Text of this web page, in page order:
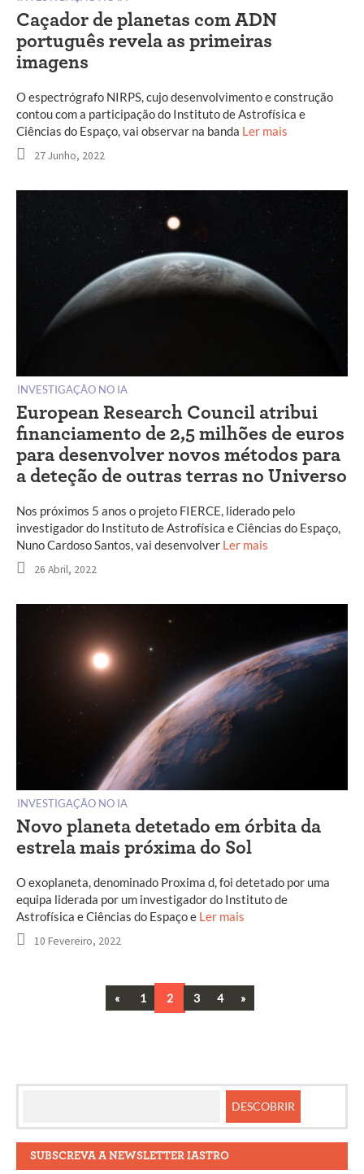
Caçador de planetas com ADN
português revela as primeiras
imagens
O espectrógrafo NIRPS, cujo desenvolvimento e construção
contou com a participação do Instituto de Astrofísica e
Ciências do Espaço, vai observar na banda Ler mais
27 Junho, 2022
INVESTIGAÇÃO NO IA
European Research Council atribui
financiamento de 2,5 milhões de euros
para desenvolver novos métodos para
a deteção de outras terras no Universo
Nos próximos 5 anos o projeto FIERCE, liderado pelo
investigador do Instituto de Astrofísica e Ciências do Espaço,
Nuno Cardoso Santos, vai desenvolver Ler mais
26 Abril, 2022
INVESTIGAÇÃO NO IA
Novo planeta detetado em órbita da
estrela mais próxima do Sol
O exoplaneta, denominado Proxima d, foi detetado por uma
equipa liderada por um investigador do Instituto de
Astrofísica e Ciências do Espaço e Ler mais
10 Fevereiro, 2022
Navegação
artigos
« Previous
1 2 3 4 Next
»
SUBSCREVA A NEWSLETTER IASTRO